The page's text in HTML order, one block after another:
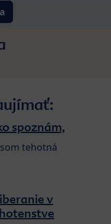
spoznám,
tehotná
v